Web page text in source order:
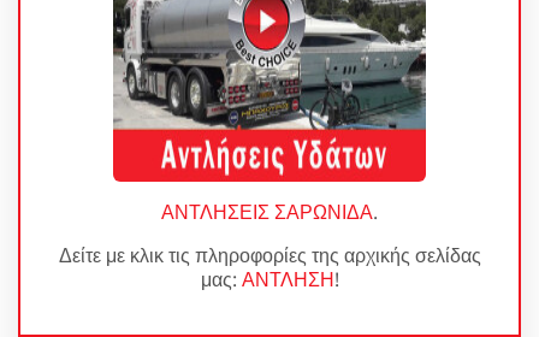
ΑΝΤΛΗΣΕΙΣ ΣΑΡΩΝΙΔΑ.
Δείτε με κλικ τις πληροφορίες της αρχικής σελίδας
μας: ΑΝΤΛΗΣΗ!